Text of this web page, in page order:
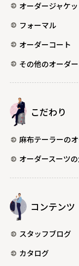
オーダージャケ
フォーマル
オーダーコート
その他のオーダ
こだわり
麻布テーラーの
オーダースーツ
コンテンツ
スタッフブログ
カタログ